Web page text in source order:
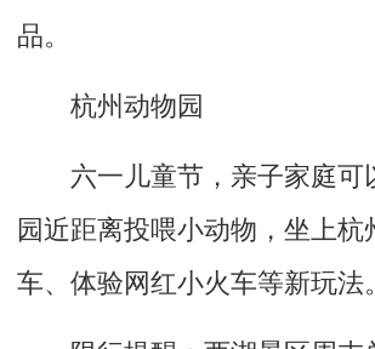
品。
杭州动物园
六一儿童节，亲子家庭可
园近距离投喂小动物，坐上杭
车、体验网红小火车等新玩法。